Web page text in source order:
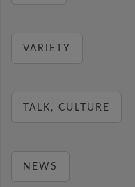
VARIETY
TALK, CULTURE
NEWS